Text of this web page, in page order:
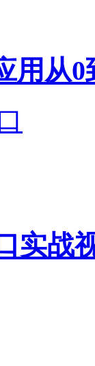
用从0
实战